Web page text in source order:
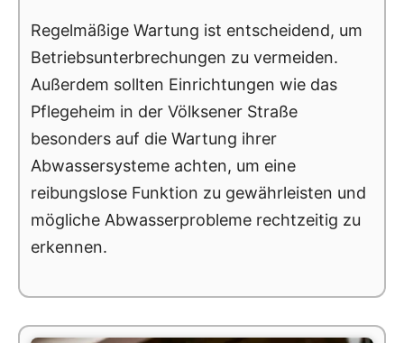
Regelmäßige Wartung ist entscheidend, um
Betriebsunterbrechungen zu vermeiden.
Außerdem sollten Einrichtungen wie das
Pflegeheim in der Völksener Straße
besonders auf die Wartung ihrer
Abwassersysteme achten, um eine
reibungslose Funktion zu gewährleisten und
mögliche Abwasserprobleme rechtzeitig zu
erkennen.